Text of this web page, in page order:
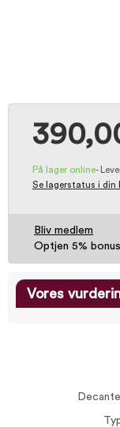
På lager online-
Se lagerstatus i din
Bliv medlem
Optjen 5% bonus
Vores